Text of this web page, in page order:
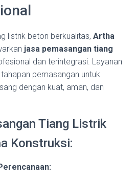
listrik beton berkualitas, Artha
jasa pemasangan tiang
dan terintegrasi. Layanan
pemasangan untuk
dengan kuat, aman, dan
Tiang Listrik
Konstruksi: